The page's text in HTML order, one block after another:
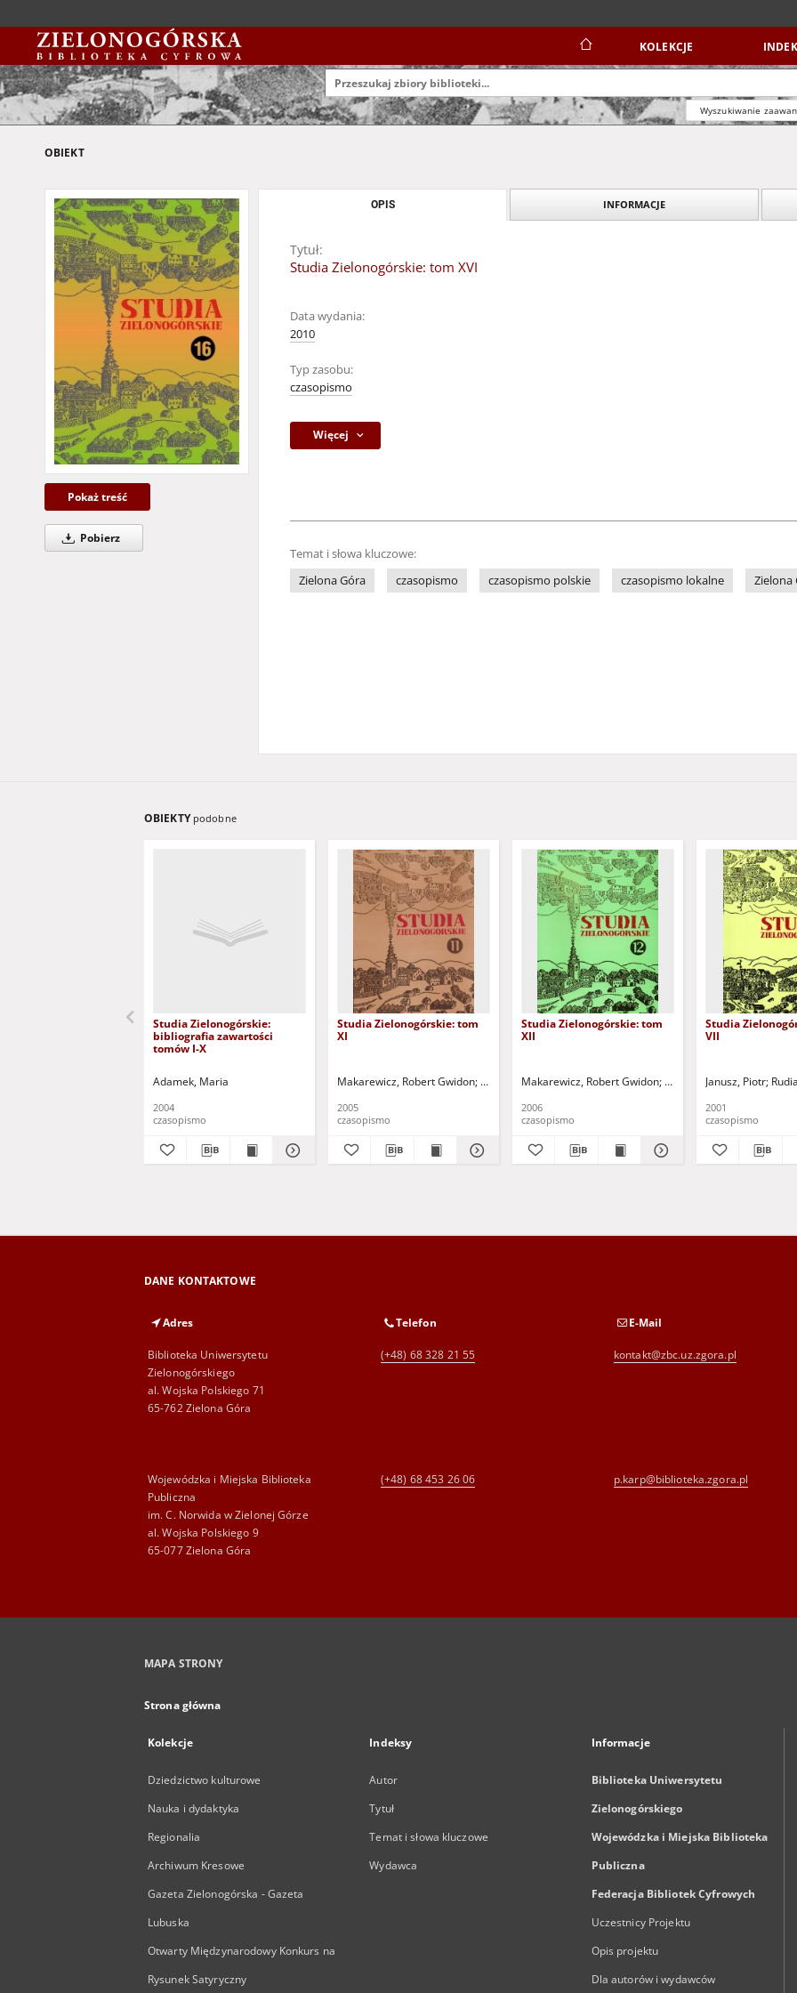
KOLEKCJE
Wyszukiwanie
OBIEKT
Pokaż treść
Pobierz
OPIS INFORMACJE
Tytuł:
Studia Zielonogórskie: tom XVI
Data wydania:
2010
Typ zasobu:
czasopismo
Więcej
Temat i słowa kluczowe:
Zielona Góra
czasopismo czasopismo polskie czasopismo lokalne Zielona
OBIEKTY podobne
Studia Zielonogórskie:
bibliografia zawartości
tomów I-X
Adamek, Maria
2004
czasopismo
Studia Zielonogórskie: tom
XI
Makarewicz, Robert Gwidon Wyder, Grażyna Osękowski, Czesław (1952- ) Markiewicz,
2005
czasopismo
Studia Zielonogórskie: tom
XII
Makarewicz, Robert Gwidon Czarnuch, Zbigniew
2006
czasopismo
Studia
VII
Janusz, Piotr
2001
czasopismo
DANE KONTAKTOWE
Adres
Biblioteka Uniwersytetu
Zielonogórskiego
al. Wojska Polskiego 71
65-762 Zielona Góra
Telefon
(+48) 68 328 21 55
E-Mail
kontakt@zbc.uz.zgora.pl
Wojewódzka i Miejska Biblioteka
Publiczna
im. C. Norwida w Zielonej Górze
al. Wojska Polskiego 9
65-077 Zielona Góra
(+48) 68 453 26 06 p.karp@biblioteka.zgora.pl
MAPA STRONY
Strona główna
Kolekcje
Dziedzictwo kulturowe
Nauka i dydaktyka
Regionalia
Archiwum Kresowe
Gazeta Zielonogórska - Gazeta
Lubuska
Otwarty Międzynarodowy Konkurs na
Rysunek Satyryczny
Indeksy
Autor
Tytuł
Temat i słowa kluczowe
Wydawca
Informacje
Biblioteka Uniwersytetu
Zielonogórskiego
Wojewódzka i Miejska Biblioteka
Publiczna
Federacja Bibliotek Cyfrowych
Uczestnicy Projektu
Opis projektu
Dla autorów i wydawców